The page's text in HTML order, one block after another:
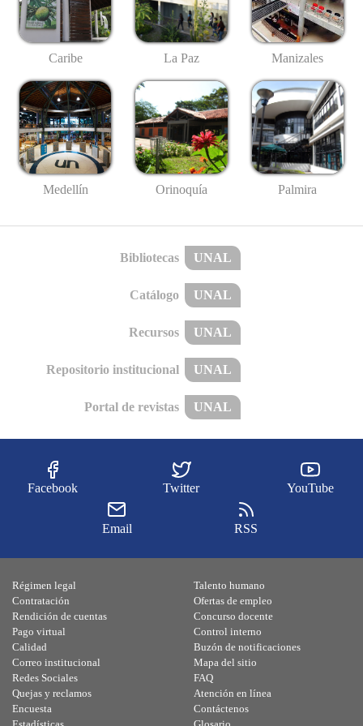
Caribe La Paz Manizales
Medellín Orinoquía Palmira
Bibliotecas UNAL
Catálogo UNAL
Recursos UNAL
Repositorio institucional UNAL
Portal de revistas UNAL
Facebook Twitter YouTube
Email RSS
Régimen legal
Contratación
Rendición de cuentas
Pago virtual
Calidad
Talento humano
Ofertas de empleo
Concurso docente
Control interno
Buzón de notificaciones
Correo institucional
Redes Sociales
Quejas y reclamos
Encuesta
Mapa del sitio
FAQ
Atención en línea
Contáctenos